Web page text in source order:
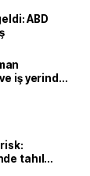
ABD
iş yerinde
tahıl